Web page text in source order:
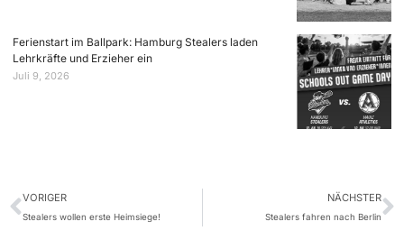
Ferienstart im Ballpark: Hamburg Stealers laden
Lehrkräfte und Erzieher ein
Juli 9, 2026
VORIGER
Stealers wollen erste Heimsiege!
NÄCHSTER
Stealers fahren nach Berlin